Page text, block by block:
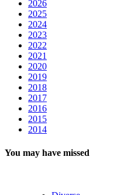
2026
2025
2024
2023
2022
2021
2020
2019
2018
2017
2016
2015
2014
You may have missed